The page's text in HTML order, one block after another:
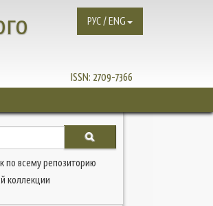
ISSN: 2709-7366
РУС / ENG
по всему репозиторию
коллекции